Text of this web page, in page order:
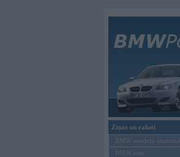
Ziņas un raksti
BMW modeļu jaunumi
BMW testi